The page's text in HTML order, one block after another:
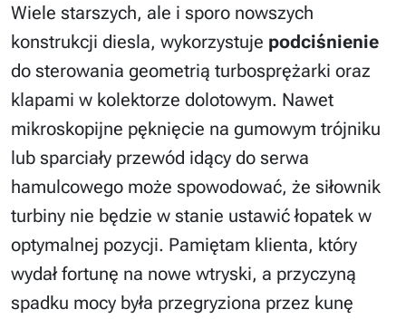
Wiele starszych, ale i sporo nowszych
konstrukcji diesla, wykorzystuje podciśnienie
do sterowania geometrią turbosprężarki oraz
klapami w kolektorze dolotowym. Nawet
mikroskopijne pęknięcie na gumowym trójniku
lub sparciały przewód idący do serwa
hamulcowego może spowodować, że siłownik
turbiny nie będzie w stanie ustawić łopatek w
optymalnej pozycji. Pamiętam klienta, który
wydał fortunę na nowe wtryski, a przyczyną
spadku mocy była przegryziona przez kunę